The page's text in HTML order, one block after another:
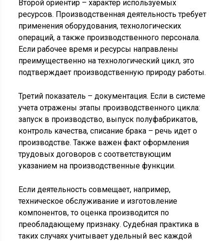
Второй ориентир – характер используемых
ресурсов. Производственная деятельность требует
применения оборудования, технологических
операций, а также производственного персонала.
Если рабочее время и ресурсы направлены
преимущественно на технологический цикл, это
подтверждает производственную природу работы.
Третий показатель – документация. Если в системе
учета отражены этапы производственного цикла:
запуск в производство, выпуск полуфабрикатов,
контроль качества, списание брака – речь идет о
производстве. Также важен факт оформления
трудовых договоров с соответствующим
указанием на производственные функции.
Если деятельность совмещает, например,
техническое обслуживание и изготовление
компонентов, то оценка производится по
преобладающему признаку. Судебная практика в
таких случаях учитывает удельный вес каждой